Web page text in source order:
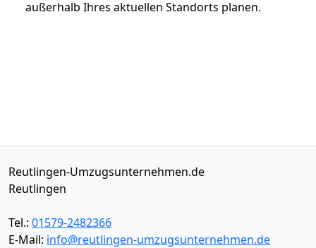
außerhalb Ihres aktuellen Standorts planen.
Reutlingen-Umzugsunternehmen.de
Reutlingen
Tel.: 01579-2482366
E-Mail: info@reutlingen-umzugsunternehmen.de